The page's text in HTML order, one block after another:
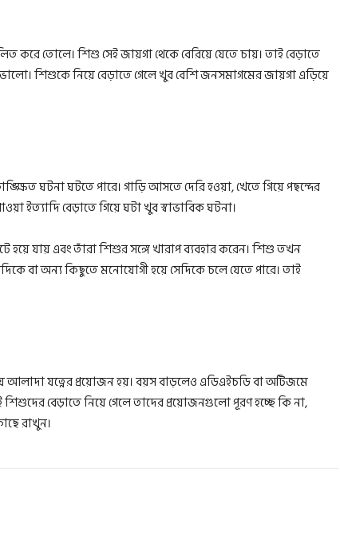
তোলে। শিশু সেই জায়গা থেকে বেরিয়ে যেতে চায়। তাই বেড়াতে
শিশুকে নিয়ে বেড়াতে গেলে খুব বেশি জনসমাগমের জায়গা এড়িয়ে
ঘটনা ঘটতে পারে। গাড়ি আসতে দেরি হওয়া, খেতে গিয়ে পছন্দের
ইত্যাদি বেড়াতে গিয়ে ঘটা খুব স্বাভাবিক ঘটনা।
যায় এবং তাঁরা শিশুর সঙ্গে খারাপ ব্যবহার করেন। শিশু তখন
বা অন্য কিছুতে মনোযোগী হয়ে সেদিকে চলে যেতে পারে। তাই
আলাদা যত্নের প্রয়োজন হয়। বয়স বাড়লেও এডিএইচডি বা অটিজমে
বেড়াতে নিয়ে গেলে তাদের প্রয়োজনগুলো পূরণ হচ্ছে কি না,
রাখুন।